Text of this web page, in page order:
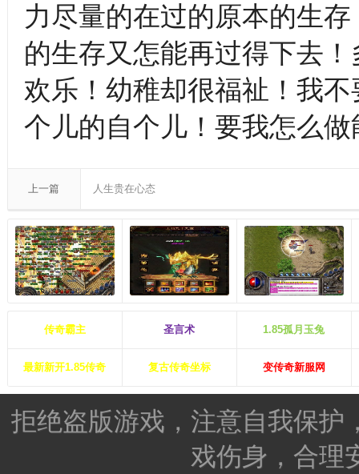
力尽量的在过的原本的生
的生存又怎能再过得下去
欢乐！幼稚却很福祉！我
个儿的自个儿！要我怎么
上一篇 人生贵在心态
传奇霸主 圣言术 1.85孤月玉兔
最新新开1.85传奇 复古传奇坐标 变传奇新服网
拒绝盗版游戏，注意自我保护
戏伤身，合理